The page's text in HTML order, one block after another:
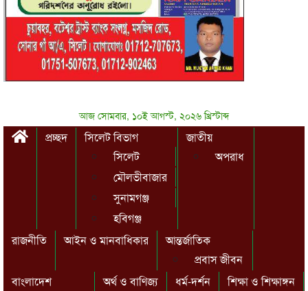
আজ সোমবার, ১০ই আগস্ট, ২০২৬ খ্রিস্টাব্দ
প্রচ্ছদ
সিলেট বিভাগ
সিলেট
মৌলভীবাজার
সুনামগঞ্জ
হবিগঞ্জ
জাতীয়
অপরাধ
রাজনীতি আইন ও মানবাধিকার
আন্তর্জাতিক
প্রবাস জীবন
বাংলাদেশ
অর্থ ও বাণিজ্য ধর্ম-দর্শন শিক্ষা ও শিক্ষাঙ্গন